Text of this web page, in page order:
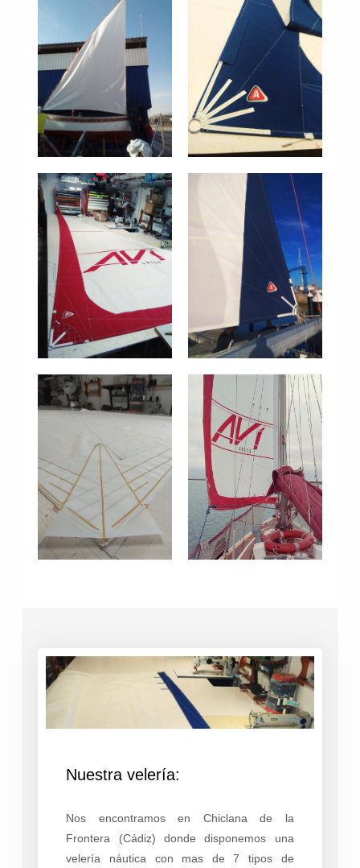
Nuestra velería:
Nos encontramos en Chiclana de la
Frontera (Cádiz) donde disponemos una
velería náutica con mas de 7 tipos de